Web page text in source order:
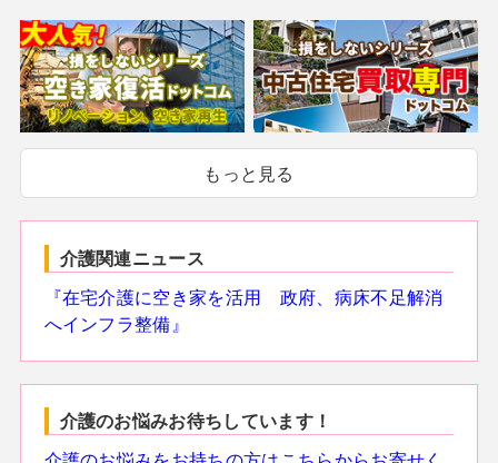
もっと見る
介護関連ニュース
『在宅介護に空き家を活用 政府、病床不足解消
へインフラ整備』
介護のお悩みお待ちしています！